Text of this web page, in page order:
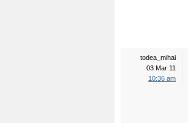
todea_mihai
03 Mar 11
10:36 am